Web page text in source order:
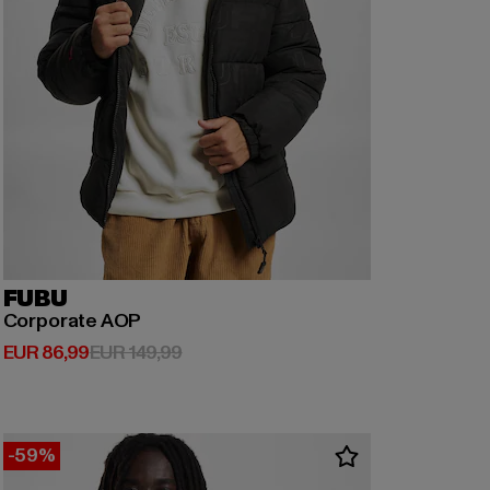
FUBU
Corporate AOP
EUR 86,99
Derzeitiger Preis: EUR 86,99
EUR 149,99Aktionspreis: EUR 149,99
-59%